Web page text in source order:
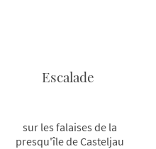
Escalade
sur les falaises de la
presqu'île de Casteljau